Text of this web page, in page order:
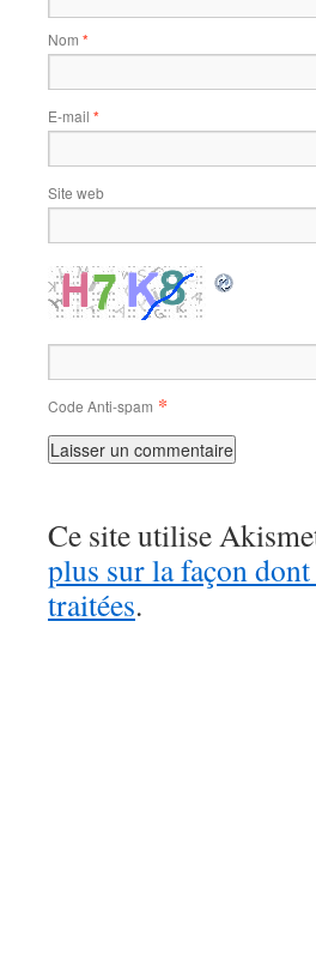
Nom *
E-mail *
Site web
Code Anti-spam *
Ce site utilise
plus sur la façon
traitées.